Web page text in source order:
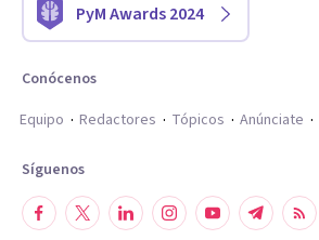
PyM Awards 2024
Conócenos
Equipo
Redactores Tópicos Anúnciate
Síguenos